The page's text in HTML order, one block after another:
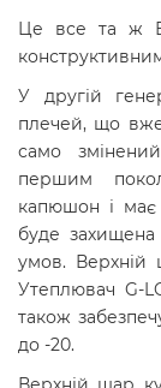
Це все та ж
У другій
плечей, що
само
першим
капюшон і має
буде
умов. Верхній
Утеплювач G-
також
до -20.